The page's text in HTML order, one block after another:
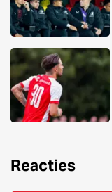
Reacties